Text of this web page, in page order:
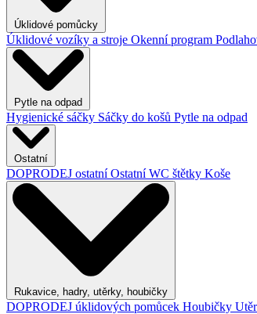
Úklidové pomůcky
Úklidové vozíky a stroje Okenní program
Pytle na odpad
Hygienické sáčky Sáčky do košů Pytle na odpad
Ostatní
DOPRODEJ ostatníOstatníWC štětky Koše
Rukavice, hadry, utěrky, houbičky
DOPRODEJ úklidových pomůcek Houbičky